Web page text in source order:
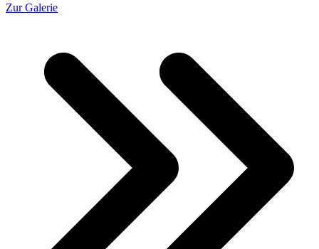
Zur Galerie